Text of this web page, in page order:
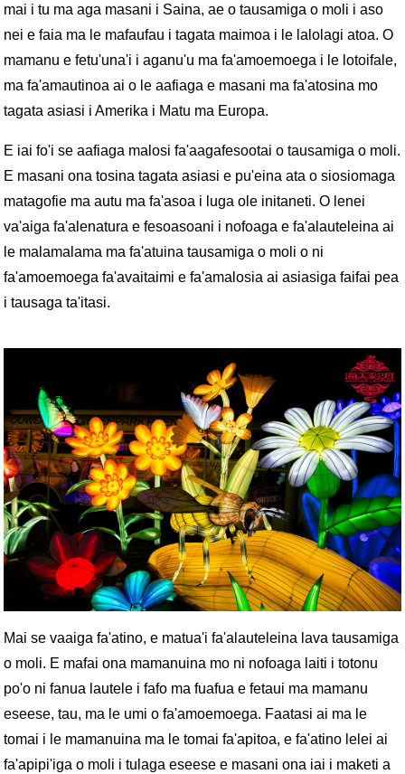
mai i tu ma aga masani i Saina, ae o tausamiga o moli i aso
nei e faia ma le mafaufau i tagata maimoa i le lalolagi atoa. O
mamanu e fetu'una'i i aganu'u ma fa'amoemoega i le lotoifale,
ma fa'amautinoa ai o le aafiaga e masani ma fa'atosina mo
tagata asiasi i Amerika i Matu ma Europa.
E iai fo'i se aafiaga malosi fa'aagafesootai o tausamiga o moli.
E masani ona tosina tagata asiasi e pu'eina ata o siosiomaga
matagofie ma autu ma fa'asoa i luga ole initaneti. O lenei
va'aiga fa'alenatura e fesoasoani i nofoaga e fa'alauteleina ai
le malamalama ma fa'atuina tausamiga o moli o ni
fa'amoemoega fa'avaitaimi e fa'amalosia ai asiasiga faifai pea
i tausaga ta'itasi.
Mai se vaaiga fa'atino, e matua'i fa'alauteleina lava tausamiga
o moli. E mafai ona mamanuina mo ni nofoaga laiti i totonu
po'o ni fanua lautele i fafo ma fuafua e fetaui ma mamanu
eseese, tau, ma le umi o fa'amoemoega. Faatasi ai ma le
tomai i le mamanuina ma le tomai fa'apitoa, e fa'atino lelei ai
fa'apipi'iga o moli i tulaga eseese e masani ona iai i maketi a